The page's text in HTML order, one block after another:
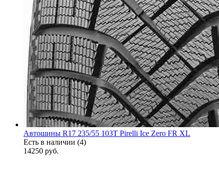
Автошины R17 235/55 103T Pirelli Ice Zero FR XL
Есть в наличии (4)
14250 руб.